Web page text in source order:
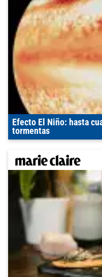
Efecto El Niño: hasta
tormentas